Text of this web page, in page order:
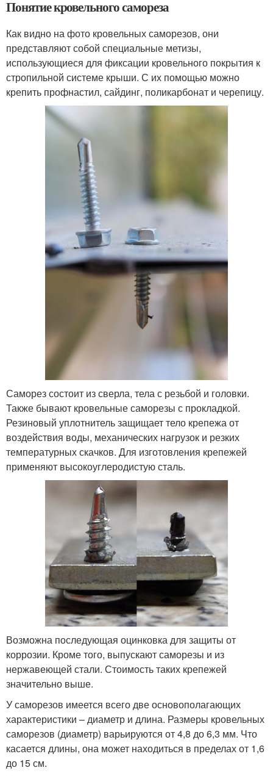
Понятие кровельного самореза
Как видно на фото кровельных саморезов, они
представляют собой специальные метизы,
использующиеся для фиксации кровельного покрытия к
стропильной системе крыши. С их помощью можно
крепить профнастил, сайдинг, поликарбонат и черепицу.
Саморез состоит из сверла, тела с резьбой и головки.
Также бывают кровельные саморезы с прокладкой.
Резиновый уплотнитель защищает тело крепежа от
воздействия воды, механических нагрузок и резких
температурных скачков. Для изготовления крепежей
применяют высокоуглеродистую сталь.
Возможна последующая оцинковка для защиты от
коррозии. Кроме того, выпускают саморезы и из
нержавеющей стали. Стоимость таких крепежей
значительно выше.
У саморезов имеется всего две основополагающих
характеристики – диаметр и длина. Размеры кровельных
саморезов (диаметр) варьируются от 4,8 до 6,3 мм. Что
касается длины, она может находиться в пределах от 1,6
до 15 см.